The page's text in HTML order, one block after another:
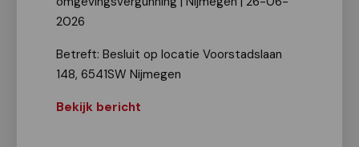
2026
Betreft: Besluit op locatie Voorstadslaan
148, 6541SW Nijmegen
Bekijk bericht